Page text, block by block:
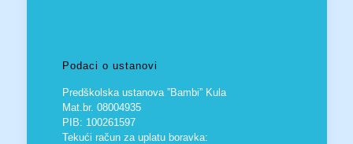
Podaci o ustanovi
Predškolska ustanova ”Bambi” Kula
Mat.br. 08004935
PIB: 100261597
Tekući račun za uplatu boravka: